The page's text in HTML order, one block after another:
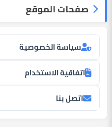
صفحات الموقع
سياسة الخصوصية
اتفاقية الاستخدام
اتصل بنا